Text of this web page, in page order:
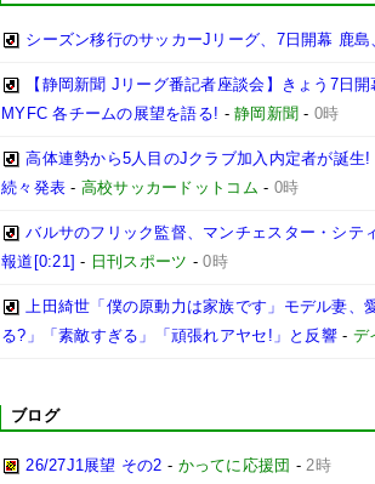
シーズン移行のサッカーJリーグ、7日開幕 鹿
【静岡新聞 Jリーグ番記者座談会】きょう7日
MYFC 各チームの展望を語る! -静岡新聞 - 0時
高体連勢から5人目のJクラブ加入内定者が誕
続々発表 - 高校サッカードットコム - 0時
バルサのフリック監督、マンチェスター・シテ
報道[0:21] - 日刊スポーツ -0時
上田綺世「僕の原動力は家族です」モデル妻
る?」「素敵すぎる」「頑張れアヤセ!」と反響- デ
ブログ
26/27J1展望 その2 - かってに応援団 -2時